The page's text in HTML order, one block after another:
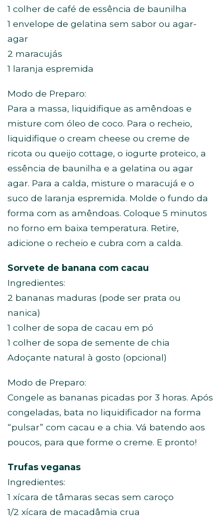
1 colher de café de essência de baunilha
1 envelope de gelatina sem sabor ou agar-
agar
2 maracujás
1 laranja espremida
Modo de Preparo:
Para a massa, liquidifique as amêndoas e
misture com óleo de coco. Para o recheio,
liquidifique o cream cheese ou creme de
ricota ou queijo cottage, o iogurte proteico, a
essência de baunilha e a gelatina ou agar
agar. Para a calda, misture o maracujá e o
suco de laranja espremida. Molde o fundo da
forma com as amêndoas. Coloque 5 minutos
no forno em baixa temperatura. Retire,
adicione o recheio e cubra com a calda.
Sorvete de banana com cacau
Ingredientes:
2 bananas maduras (pode ser prata ou
nanica)
1 colher de sopa de cacau em pó
1 colher de sopa de semente de chia
Adoçante natural à gosto (opcional)
Modo de Preparo:
Congele as bananas picadas por 3 horas. Após
congeladas, bata no liquidificador na forma
“pulsar” com cacau e a chia. Vá batendo aos
poucos, para que forme o creme. E pronto!
Trufas veganas
Ingredientes:
1 xícara de tâmaras secas sem caroço
1/2 xícara de macadâmia crua